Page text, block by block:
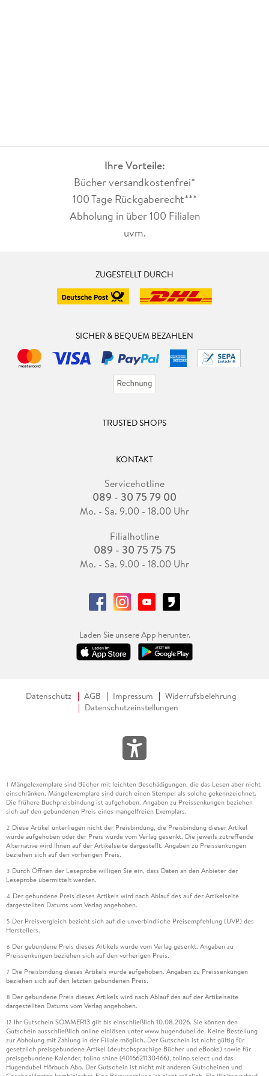
Ihre Vorteile:
Bücher versandkostenfrei*
100 Tage Rückgaberecht***
Abholung in über 100 Filialen
uvm.
ZUGESTELLT DURCH
SICHER & BEQUEM BEZAHLEN
TRUSTED SHOPS
KONTAKT
Servicehotline
089 - 30 75 79 00
Mo. - Sa. 9.00 - 18.00 Uhr
Filialhotline
089 - 30 75 75 75
Mo. - Sa. 9.00 - 18.00 Uhr
Laden Sie unsere App herunter.
Datenschutz AGB Impressum
Widerrufsbelehrung
Datenschutzeinstellungen
1 Mängelexemplare sind Bücher mit leichten Beschädigungen, die das Lesen aber nicht
einschränken. Mängelexemplare sind durch einen Stempel als solche gekennzeichnet.
Die frühere Buchpreisbindung ist aufgehoben. Angaben zu Preissenkungen beziehen
sich auf den gebundenen Preis eines mangelfreien Exemplars.
2 Diese Artikel unterliegen nicht der Preisbindung, die Preisbindung dieser Artikel
wurde aufgehoben oder der Preis wurde vom Verlag gesenkt. Die jeweils zutreffende
Alternative wird Ihnen auf der Artikelseite dargestellt. Angaben zu Preissenkungen
beziehen sich auf den vorherigen Preis.
3 Durch Öffnen der Leseprobe willigen Sie ein, dass Daten an den Anbieter der
Leseprobe übermittelt werden.
4 Der gebundene Preis dieses Artikels wird nach Ablauf des auf der Artikelseite
dargestellten Datums vom Verlag angehoben.
5 Der Preisvergleich bezieht sich auf die unverbindliche Preisempfehlung (UVP) des
Herstellers.
6 Der gebundene Preis dieses Artikels wurde vom Verlag gesenkt. Angaben zu
Preissenkungen beziehen sich auf den vorherigen Preis.
7 Die Preisbindung dieses Artikels wurde aufgehoben. Angaben zu Preissenkungen
beziehen sich auf den letzten gebundenen Preis.
8 Der gebundene Preis dieses Artikels wird nach Ablauf des auf der Artikelseite
dargestellten Datums vom Verlag angehoben.
12 Ihr Gutschein SOMMER13 gilt bis einschließlich 10.08.2026. Sie können den
Gutschein ausschließlich online einlösen unter www.hugendubel.de. Keine Bestellung
zur Abholung mit Zahlung in der Filiale möglich. Der Gutschein ist nicht gültig für
gesetzlich preisgebundene Artikel (deutschsprachige Bücher und eBooks) sowie für
preisgebundene Kalender, tolino shine (4016621130466), tolino select und das
Hugendubel Hörbuch Abo. Der Gutschein ist nicht mit anderen Gutscheinen und